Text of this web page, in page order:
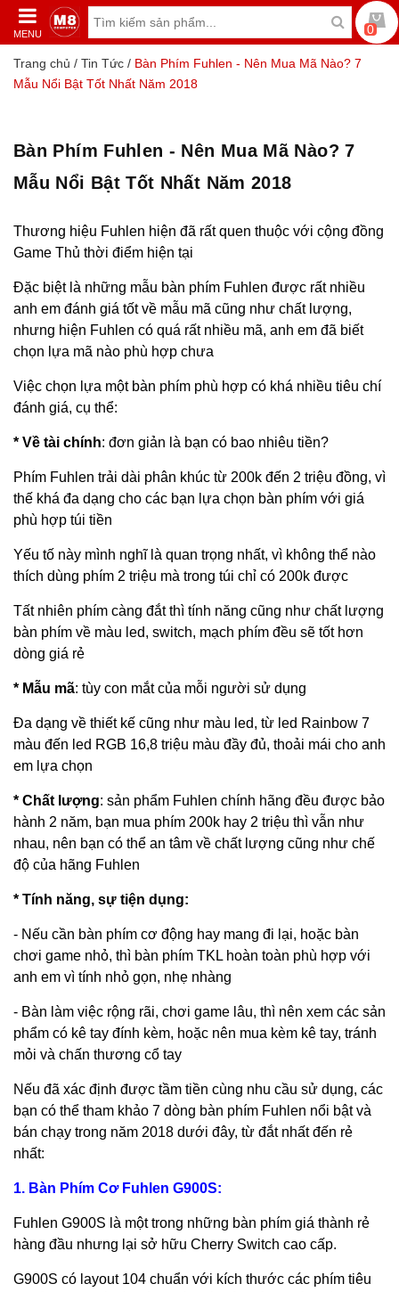
MENU 0
Trang chủ / Tin Tức / Bàn Phím Fuhlen - Nên Mua Mã Nào? 7
Mẫu Nổi Bật Tốt Nhất Năm 2018
Bàn Phím Fuhlen - Nên Mua Mã Nào? 7
Mẫu Nổi Bật Tốt Nhất Năm 2018
Thương hiệu Fuhlen hiện đã rất quen thuộc với cộng đồng
Game Thủ thời điểm hiện tại
Đặc biệt là những mẫu bàn phím Fuhlen được rất nhiều
anh em đánh giá tốt về mẫu mã cũng như chất lượng,
nhưng hiện Fuhlen có quá rất nhiều mã, anh em đã biết
chọn lựa mã nào phù hợp chưa
Việc chọn lựa một bàn phím phù hợp có khá nhiều tiêu chí
đánh giá, cụ thể:
* Về tài chính: đơn giản là bạn có bao nhiêu tiền?
Phím Fuhlen trải dài phân khúc từ 200k đến 2 triệu đồng, vì
thế khá đa dạng cho các bạn lựa chọn bàn phím với giá
phù hợp túi tiền
Yếu tố này mình nghĩ là quan trọng nhất, vì không thể nào
thích dùng phím 2 triệu mà trong túi chỉ có 200k được
Tất nhiên phím càng đắt thì tính năng cũng như chất lượng
bàn phím về màu led, switch, mạch phím đều sẽ tốt hơn
dòng giá rẻ
* Mẫu mã: tùy con mắt của mỗi người sử dụng
Đa dạng về thiết kế cũng như màu led, từ led Rainbow 7
màu đến led RGB 16,8 triệu màu đầy đủ, thoải mái cho anh
em lựa chọn
* Chất lượng: sản phẩm Fuhlen chính hãng đều được bảo
hành 2 năm, bạn mua phím 200k hay 2 triệu thì vẫn như
nhau, nên bạn có thể an tâm về chất lượng cũng như chế
độ của hãng Fuhlen
* Tính năng, sự tiện dụng:
- Nếu cần bàn phím cơ động hay mang đi lại, hoặc bàn
chơi game nhỏ, thì bàn phím TKL hoàn toàn phù hợp với
anh em vì tính nhỏ gọn, nhẹ nhàng
- Bàn làm việc rộng rãi, chơi game lâu, thì nên xem các sản
phẩm có kê tay đính kèm, hoặc nên mua kèm kê tay, tránh
mỏi và chấn thương cổ tay
Nếu đã xác định được tầm tiền cùng nhu cầu sử dụng, các
bạn có thể tham khảo 7 dòng bàn phím Fuhlen nổi bật và
bán chạy trong năm 2018 dưới đây, từ đắt nhất đến rẻ
nhất:
1. Bàn Phím Cơ Fuhlen G900S:
Fuhlen G900S là một trong những bàn phím giá thành rẻ
hàng đầu nhưng lại sở hữu Cherry Switch cao cấp.
G900S có layout 104 chuẩn với kích thước các phím tiêu